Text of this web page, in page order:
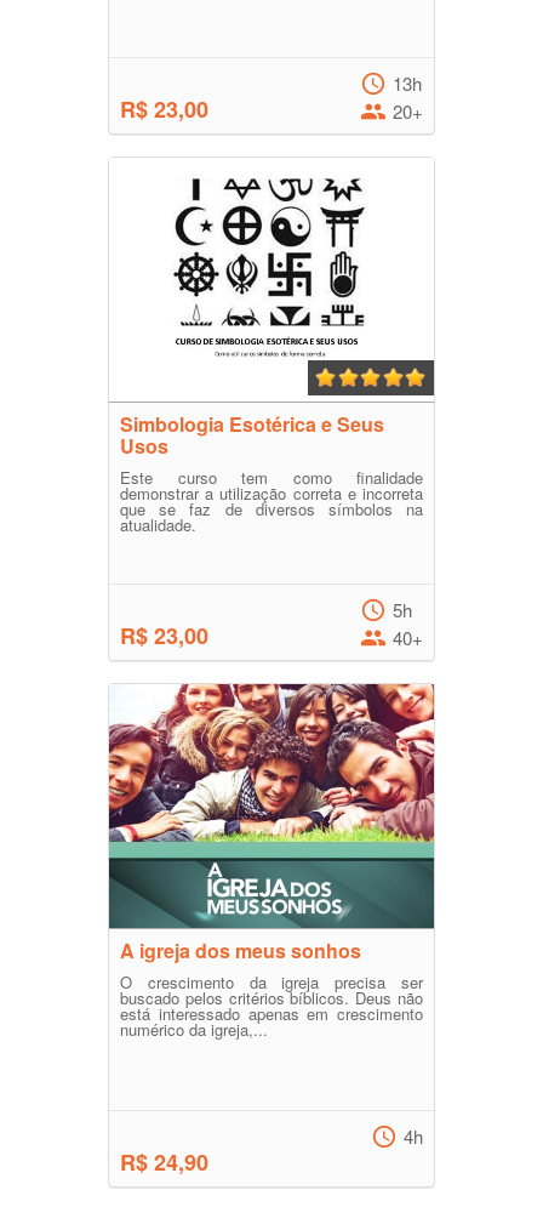
R$ 23,00
13h
20+
Simbologia Esotérica e Seus
Usos
Este curso tem como finalidade
demonstrar a utilização correta e incorreta
que se faz de diversos símbolos na
atualidade.
R$ 23,00
5h
40+
A igreja dos meus sonhos
O crescimento da igreja precisa ser
buscado pelos critérios bíblicos. Deus não
está interessado apenas em crescimento
numérico da igreja,...
R$ 24,90
4h